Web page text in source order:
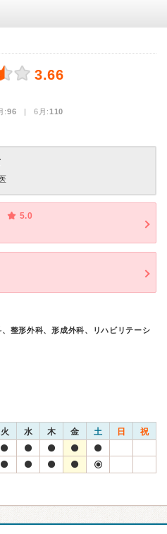
3.66
:96 | 6月:110
5.0
整形外科、形成外科、リハビリテーシ
火 水 木 金 土 日 祝